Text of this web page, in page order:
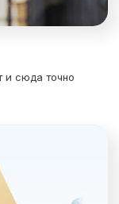
и сюда точно